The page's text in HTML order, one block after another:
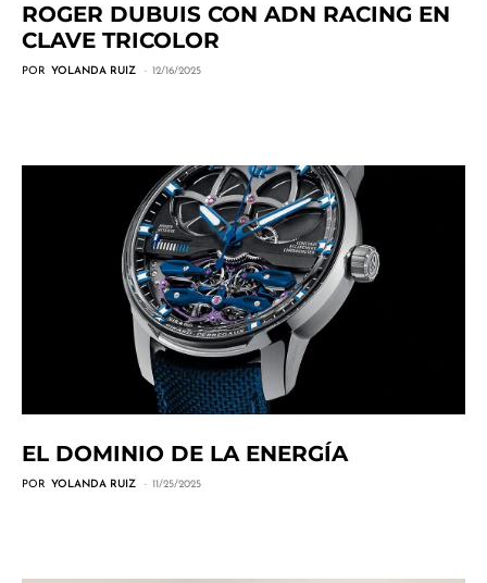
ROGER DUBUIS CON ADN RACING EN
CLAVE TRICOLOR
POR YOLANDA RUIZ 12/16/2025
EL DOMINIO DE LA ENERGÍA
POR YOLANDA RUIZ 11/25/2025